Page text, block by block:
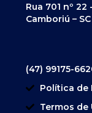
Rua 701 nº
Camboriú –
(47) 99175-
Política de
Termos de